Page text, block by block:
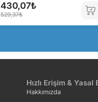
430,07₺
529,37₺
Hızlı Erişim & Yasal
Hakkımızda